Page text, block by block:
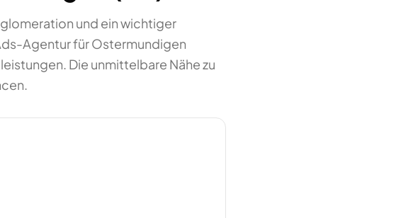
und ein wichtiger
Agentur für Ostermundigen
Die unmittelbare Nähe zu